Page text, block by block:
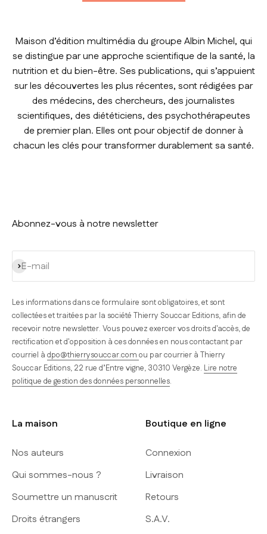
Maison d’édition multimédia du groupe Albin Michel, qui
se distingue par une approche scientifique de la santé, la
nutrition et du bien-être. Ses publications, qui s’appuient
sur les découvertes les plus récentes, sont rédigées par
des médecins, des chercheurs, des journalistes
scientifiques, des diététiciens, des psychothérapeutes
de premier plan. Elles ont pour objectif de donner à
chacun les clés pour transformer durablement sa santé.
Abonnez-vous à notre newsletter
E-mail
S'inscrire
Les informations dans ce formulaire sont obligatoires, et sont
collectées et traitées par la société Thierry Souccar Editions, afin de
recevoir notre newsletter. Vous pouvez exercer vos droits d'accès, de
rectification et d'opposition à ces données en nous contactant par
courriel à dpo@thierrysouccar.com ou par courrier à Thierry
Souccar Editions, 22 rue d’Entre vigne, 30310 Vergèze. Lire notre
politique de gestion des données personnelles.
La maison
Nos auteurs
Qui sommes-nous ?
Soumettre un manuscrit
Droits étrangers
Boutique en ligne
Connexion
Livraison
Retours
S.A.V.